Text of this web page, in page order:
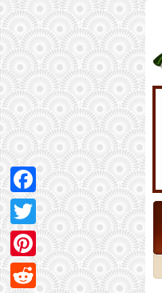
Facebook
Twitter
Pinterest